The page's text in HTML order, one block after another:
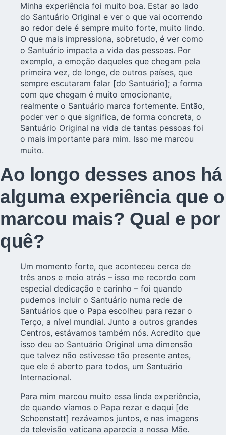
Minha experiência foi muito boa. Estar ao lado
do Santuário Original e ver o que vai ocorrendo
ao redor dele é sempre muito forte, muito lindo.
O que mais impressiona, sobretudo, é ver como
o Santuário impacta a vida das pessoas. Por
exemplo, a emoção daqueles que chegam pela
primeira vez, de longe, de outros países, que
sempre escutaram falar [do Santuário]; a forma
com que chegam é muito emocionante,
realmente o Santuário marca fortemente. Então,
poder ver o que significa, de forma concreta, o
Santuário Original na vida de tantas pessoas foi
o mais importante para mim. Isso me marcou
muito.
Ao longo desses anos há
alguma experiência que o
marcou mais? Qual e por
quê?
Um momento forte, que aconteceu cerca de
três anos e meio atrás – isso me recordo com
especial dedicação e carinho – foi quando
pudemos incluir o Santuário numa rede de
Santuários que o Papa escolheu para rezar o
Terço, a nível mundial. Junto a outros grandes
Centros, estávamos também nós. Acredito que
isso deu ao Santuário Original uma dimensão
que talvez não estivesse tão presente antes,
que ele é aberto para todos, um Santuário
Internacional.
Para mim marcou muito essa linda experiência,
de quando víamos o Papa rezar e daqui [de
Schoenstatt] rezávamos juntos, e nas imagens
da televisão vaticana aparecia a nossa Mãe.